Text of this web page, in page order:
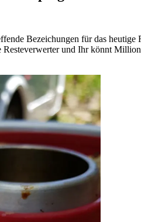
Bezeichungen für das heutige
und Ihr könnt